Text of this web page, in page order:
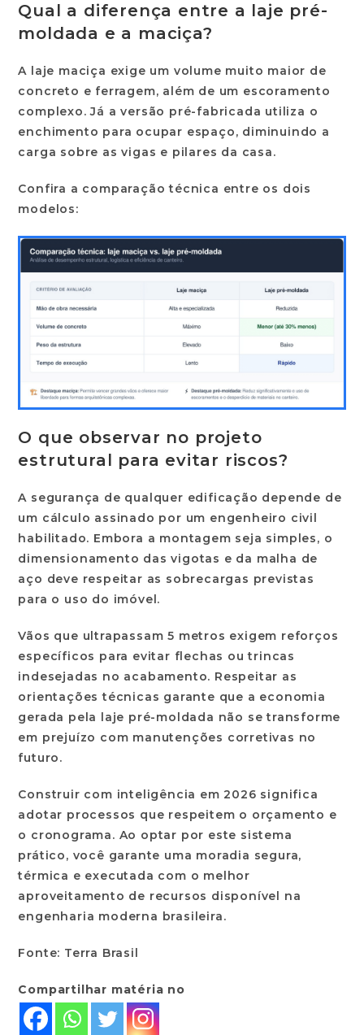
Qual a diferença entre a laje pré-
moldada e a maciça?
A laje maciça exige um volume muito maior de
concreto e ferragem, além de um escoramento
complexo. Já a versão pré-fabricada utiliza o
enchimento para ocupar espaço, diminuindo a
carga sobre as vigas e pilares da casa.
Confira a comparação técnica entre os dois
modelos:
O que observar no projeto
estrutural para evitar riscos?
A segurança de qualquer edificação depende de
um cálculo assinado por um engenheiro civil
habilitado. Embora a montagem seja simples, o
dimensionamento das vigotas e da malha de
aço deve respeitar as sobrecargas previstas
para o uso do imóvel.
Vãos que ultrapassam5 metros exigem reforços
específicos para evitar flechas ou trincas
indesejadas no acabamento. Respeitar as
orientações técnicas garante que a economia
gerada pela laje pré-moldada não se transforme
em prejuízo com manutenções corretivas no
futuro.
Construir com inteligência em 2026 significa
adotar processos que respeitem o orçamento e
o cronograma. Ao optar por este sistema
prático, você garante uma moradia segura,
térmica e executada com o melhor
aproveitamento de recursos disponível na
engenharia moderna brasileira.
Fonte: Terra Brasil
Compartilhar matéria no